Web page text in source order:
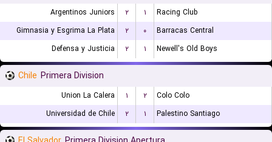
Argentinos Juniors ۲ ۱
Racing Club
Gimnasia y Esgrima La Plata
۲ ۰
Barracas Central
Defensa y Justicia
۲ ۱ Newell's Old Boys
Chile Primera Division
Union La Calera ۱ ۲
Colo Colo
Universidad de Chile
۲ ۱ Palestino Santiago